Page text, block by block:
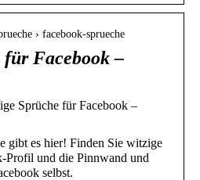
› facebook-sprueche
für Facebook –
Sprüche für Facebook –
gibt es hier! Finden Sie witzige
Profil und die Pinnwand und
selbst.